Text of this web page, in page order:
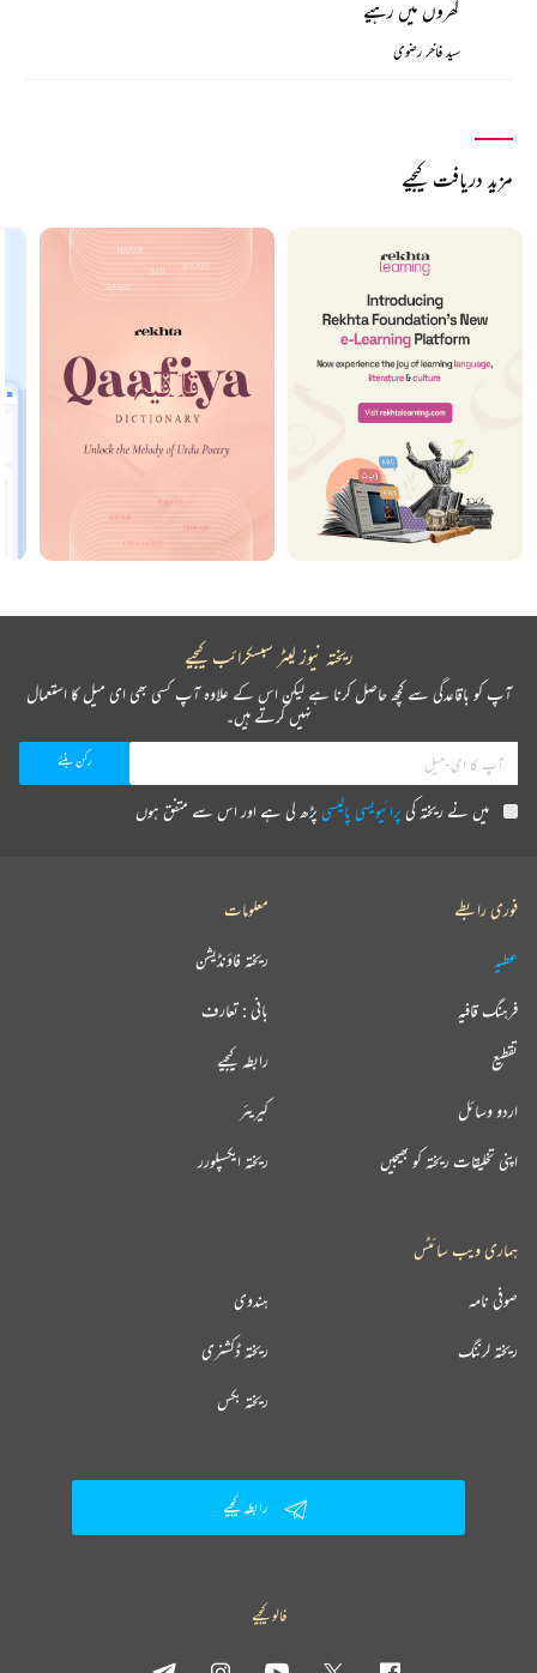
گھروں میں رہیے
سید فاخر رضوی
مزید دریافت کیجیے
ریختہ نیوز لیٹر سبسکرائب کیجیے
آپ کو باقاعدگی سے کچھ حاصل کرنا ہے لیکن اس کے علاوہ آپ کسی بھی ای میل کا استعمال
نہیں کرتے ہیں۔
میں نے ریختہ کیپرائیویسی پالیسیپڑھ لی ہے اور اس سے متفق ہوں
فوری رابطے
عطیہ
فرہنگ قافیہ
تقطیع
اردو وسائل
اپنی تخلیقات ریختہ کو بھیجیں
معلومات
ریختہ فاؤنڈیشن
بانی : تعارف
رابطہ کیجیے
کیریئر
ریختہ ایکسپلورر
ہماری ویب سائٹس
ہندوی صوفی نامہ
ریختہ ڈکشنری ریختہ لرننگ
ریختہ بکس
رابطہ کیجیے
فالو کیجیے